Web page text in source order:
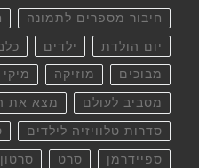
חיבור מספרים לתמונה
יום הולדת ילדים
מבוכים מוזיקה
מסביב לעולם מצא את
סדרות טלוויזיה לילדים
ספיידרמן סרט סרטון